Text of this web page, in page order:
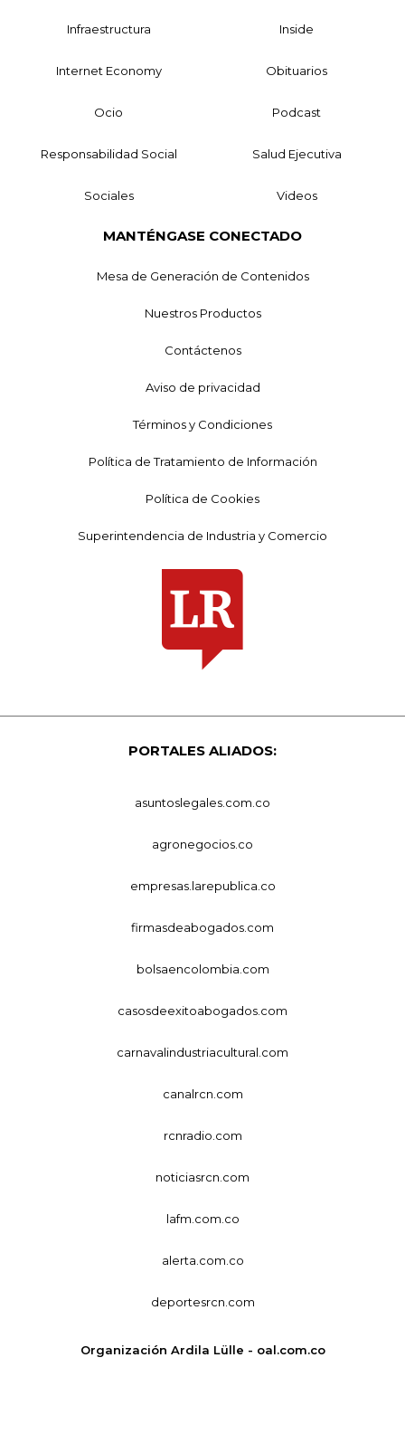
Infraestructura Inside
Internet Economy Obituarios
Ocio Podcast
Responsabilidad Social Salud Ejecutiva
Sociales Videos
MANTÉNGASE CONECTADO
Mesa de Generación de Contenidos
Nuestros Productos
Contáctenos
Aviso de privacidad
Términos y Condiciones
Política de Tratamiento de Información
Política de Cookies
Superintendencia de Industria y Comercio
PORTALES ALIADOS:
asuntoslegales.com.co
agronegocios.co
empresas.larepublica.co
firmasdeabogados.com
bolsaencolombia.com
casosdeexitoabogados.com
carnavalindustriacultural.com
canalrcn.com
rcnradio.com
noticiasrcn.com
lafm.com.co
alerta.com.co
deportesrcn.com
Organización Ardila Lülle - oal.com.co